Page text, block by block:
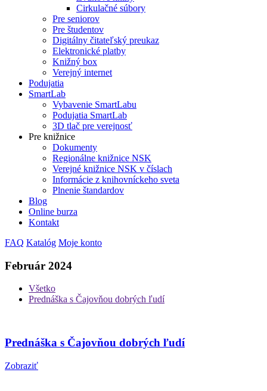
Cirkulačné súbory
Pre seniorov
Pre študentov
Digitálny čitateľský preukaz
Elektronické platby
Knižný box
Verejný internet
Podujatia
SmartLab
Vybavenie SmartLabu
Podujatia SmartLab
3D tlač pre verejnosť
Pre knižnice
Dokumenty
Regionálne knižnice NSK
Verejné knižnice NSK v číslach
Informácie z knihovníckeho sveta
Plnenie štandardov
Blog
Online burza
Kontakt
FAQ Katalóg Moje konto
Február 2024
Všetko
Prednáška s Čajovňou dobrých ľudí
Prednáška s Čajovňou dobrých ľudí
Zobraziť